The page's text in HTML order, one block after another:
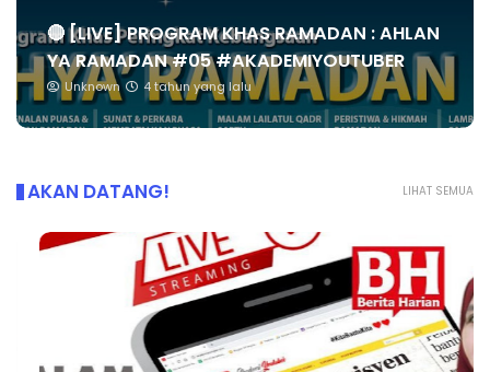
🔴 [LIVE] PROGRAM KHAS RAMADAN : AHLAN
YA RAMADAN #05 #AKADEMIYOUTUBER
Unknown 4 tahun yang lalu
LIHAT SEMUA
AKAN DATANG!